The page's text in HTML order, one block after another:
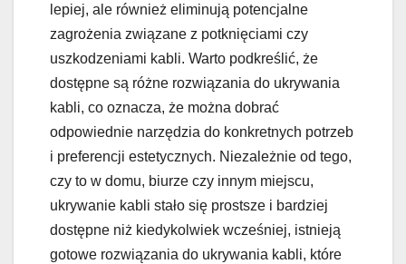
lepiej, ale również eliminują potencjalne
zagrożenia związane z potknięciami czy
uszkodzeniami kabli. Warto podkreślić, że
dostępne są różne rozwiązania do ukrywania
kabli, co oznacza, że można dobrać
odpowiednie narzędzia do konkretnych potrzeb
i preferencji estetycznych. Niezależnie od tego,
czy to w domu, biurze czy innym miejscu,
ukrywanie kabli stało się prostsze i bardziej
dostępne niż kiedykolwiek wcześniej, istnieją
gotowe rozwiązania do ukrywania kabli, które